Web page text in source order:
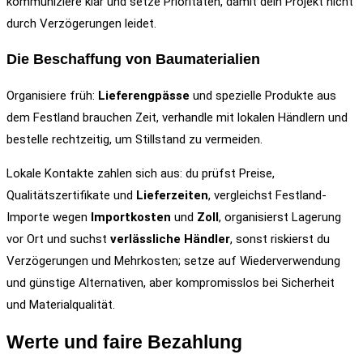
durch Verzögerungen leidet.
Die Beschaffung von Baumaterialien
Organisiere früh: Lieferengpässe und spezielle Produkte aus
dem Festland brauchen Zeit, verhandle mit lokalen Händlern und
bestelle rechtzeitig, um Stillstand zu vermeiden.
Lokale Kontakte zahlen sich aus: du prüfst Preise,
Qualitätszertifikate und Lieferzeiten, vergleichst Festland-
Importe wegen Importkosten und Zoll, organisierst Lagerung
vor Ort und suchst verlässliche Händler, sonst riskierst du
Verzögerungen und Mehrkosten; setze auf Wiederverwendung
und günstige Alternativen, aber kompromisslos bei Sicherheit
und Materialqualität.
Werte und faire Bezahlung